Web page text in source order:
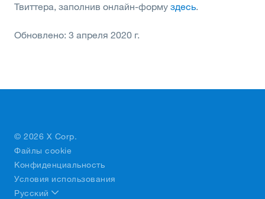
Твиттера, заполнив онлайн-форму здесь.
Обновлено: 3 апреля 2020 г.
© 2026 X Corp.
Файлы cookie
Конфиденциальность
Условия использования
Русский